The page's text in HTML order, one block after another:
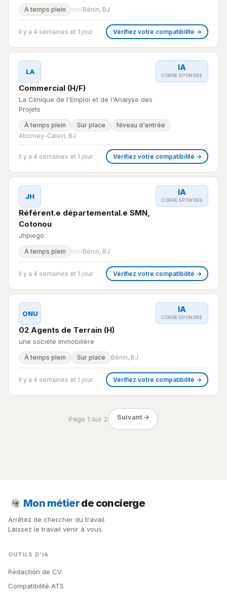
À temps plein Bénin, BJ
Il y a 4 semaines et 1 jour Vérifiez votre compatibilité →
LA
Commercial (H/F)
La Clinique de l'Emploi et de l'Analyse des
Projets
IA
CORRESPONDRE
À temps plein Sur place
Niveau d'entrée
Abomey-Calavi, BJ
Il y a 4 semaines et 1 jour Vérifiez votre compatibilité →
JH
Référent.e départemental.e SMN,
Cotonou
Jhpiego
IA
CORRESPONDRE
À temps plein Bénin, BJ
Il y a 4 semaines et 1 jour Vérifiez votre compatibilité →
ONU
02 Agents de Terrain (H)
une société immobilière
IA
CORRESPONDRE
À temps plein Sur place Bénin, BJ
Il y a 4 semaines et 1 jour Vérifiez votre compatibilité →
Page 1 sur 2 Suivant →
Mon métierde concierge
Arrêtez de chercher du travail.
Laissez le travail venir à vous.
OUTILS D'IA
Rédaction de CV
Compatibilité ATS